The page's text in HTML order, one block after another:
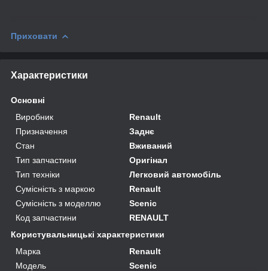
Приховати
Характеристики
Основні
Виробник
Renault
Призначення
Заднє
Стан
Вживаний
Тип запчастини
Оригінал
Тип техніки
Легковий автомобіль
Сумісність з маркою
Renault
Сумісність з моделлю
Scenic
Код запчастини
RENAULT
Користувальницькі характеристики
Марка
Renault
Модель
Scenic